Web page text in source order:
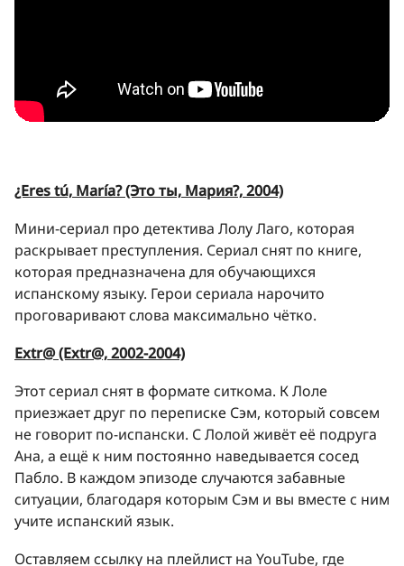
¿Eres tú, María? (Это ты, Мария?, 2004)
Мини-сериал про детектива Лолу Лаго, которая
раскрывает преступления. Сериал снят по книге,
которая предназначена для обучающихся
испанскому языку. Герои сериала нарочито
проговаривают слова максимально чётко.
Extr@ (Extr@, 2002-2004)
Этот сериал снят в формате ситкома. К Лоле
приезжает друг по переписке Сэм, который совсем
не говорит по-испански. С Лолой живёт её подруга
Ана, а ещё к ним постоянно наведывается сосед
Пабло. В каждом эпизоде случаются забавные
ситуации, благодаря которым Сэм и вы вместе с ним
учите испанский язык.
Оставляем ссылку на плейлист на YouTube, где